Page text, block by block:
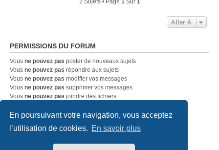
En poursuivant votre navigation, vous acceptez
l’utilisation de cookies. En savoir plus
2 Sujets • Page 1Sur 1
Aller À
PERMISSIONS DU FORUM
Vous ne pouvez pas poster de nouveaux sujets
Vous ne pouvez pas répondre aux sujets
Vous ne pouvez pas modifier vos messages
Vous ne pouvez pas supprimer vos messages
Vous ne pouvez pas joindre des fichiers
Accueil Index du forum Nous contacter
phpBB® Forum Software © phpBB Limited